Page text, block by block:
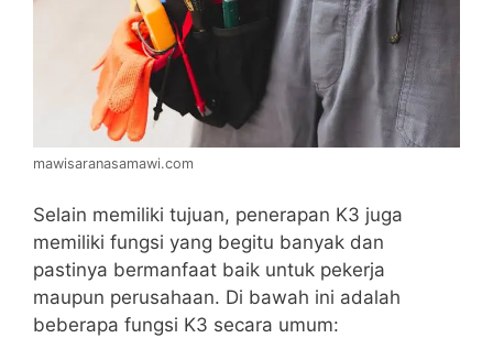
mawisaranasamawi.com
Selain memiliki tujuan, penerapan K3 juga
memiliki fungsi yang begitu banyak dan
pastinya bermanfaat baik untuk pekerja
maupun perusahaan. Di bawah ini adalah
beberapa fungsi K3 secara umum: